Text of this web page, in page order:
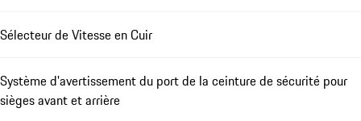
Sélecteur de Vitesse en Cuir
Système d'avertissement du port de la ceinture de sécurité pour
sièges avant et arrière